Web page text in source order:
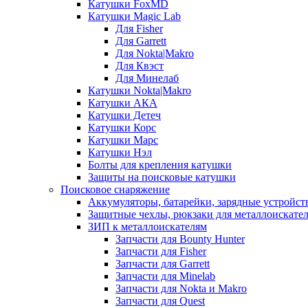
Катушки FoxMD
Катушки Magic Lab
Для Fisher
Для Garrett
Для Nokta|Makro
Для Квэст
Для Минелаб
Катушки Nokta|Makro
Катушки АКА
Катушки Детеч
Катушки Корс
Катушки Марс
Катушки Нэл
Болты для крепления катушки
Защиты на поисковые катушки
Поисковое снаряжение
Аккумуляторы, батарейки, зарядные
Защитные чехлы, рюкзаки для
ЗИП к металлоискателям
Запчасти для Bounty Hunter
Запчасти для Fisher
Запчасти для Garrett
Запчасти для Minelab
Запчасти для Nokta и Makro
Запчасти для Quest